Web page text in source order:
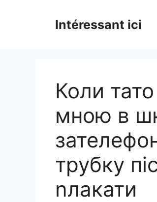
Intéressant ici
Коли
мною в
трубку
nлакати